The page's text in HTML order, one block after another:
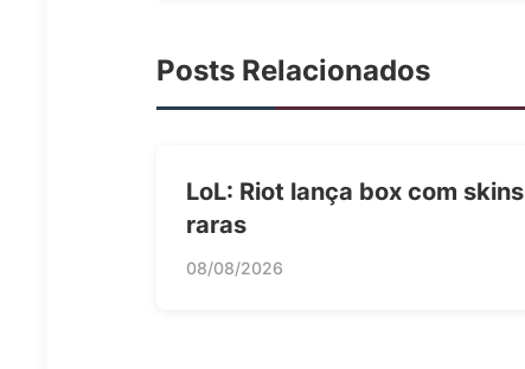
Posts Relacionados
LoL: Riot lança box com skins
raras
08/08/2026